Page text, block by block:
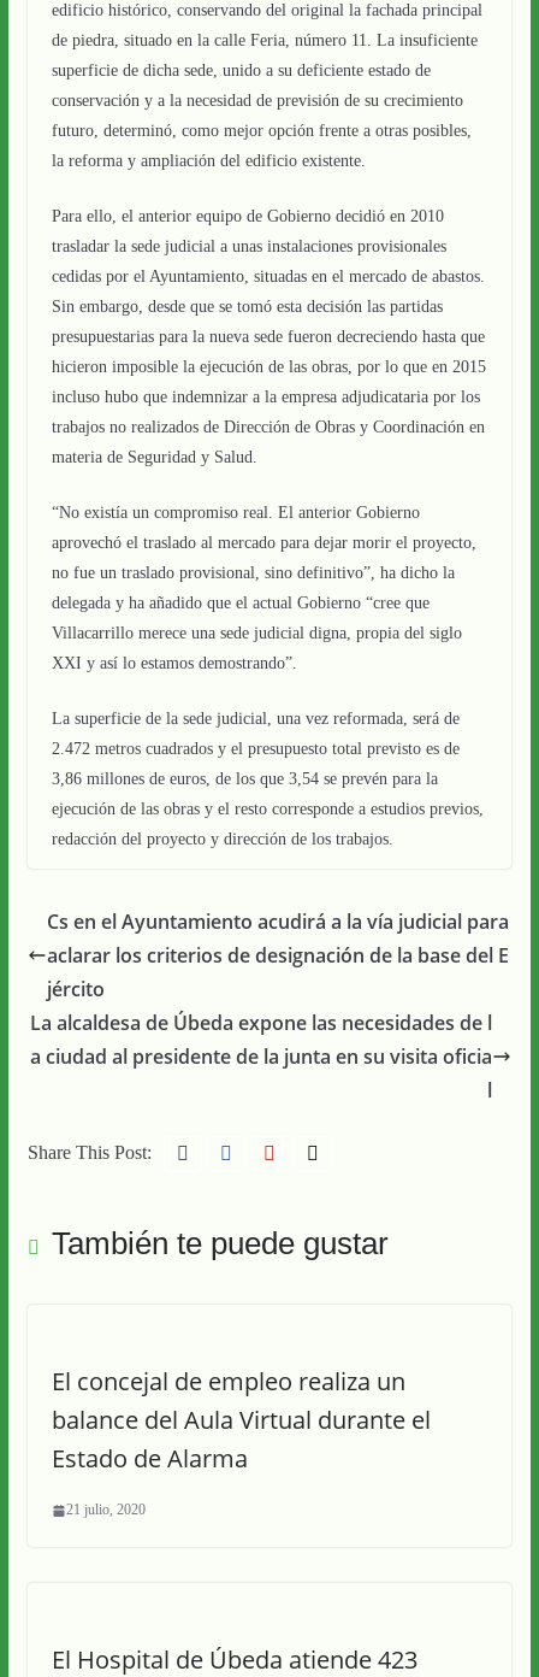
edificio histórico, conservando del original la fachada principal
de piedra, situado en la calle Feria, número 11. La insuficiente
superficie de dicha sede, unido a su deficiente estado de
conservación y a la necesidad de previsión de su crecimiento
futuro, determinó, como mejor opción frente a otras posibles,
la reforma y ampliación del edificio existente.
Para ello, el anterior equipo de Gobierno decidió en 2010
trasladar la sede judicial a unas instalaciones provisionales
cedidas por el Ayuntamiento, situadas en el mercado de abastos.
Sin embargo, desde que se tomó esta decisión las partidas
presupuestarias para la nueva sede fueron decreciendo hasta que
hicieron imposible la ejecución de las obras, por lo que en 2015
incluso hubo que indemnizar a la empresa adjudicataria por los
trabajos no realizados de Dirección de Obras y Coordinación en
materia de Seguridad y Salud.
“No existía un compromiso real. El anterior Gobierno
aprovechó el traslado al mercado para dejar morir el proyecto,
no fue un traslado provisional, sino definitivo”, ha dicho la
delegada y ha añadido que el actual Gobierno “cree que
Villacarrillo merece una sede judicial digna, propia del siglo
XXI y así lo estamos demostrando”.
La superficie de la sede judicial, una vez reformada, será de
2.472 metros cuadrados y el presupuesto total previsto es de
3,86 millones de euros, de los que 3,54 se prevén para la
ejecución de las obras y el resto corresponde a estudios previos,
redacción del proyecto y dirección de los trabajos.
Cs en el Ayuntamiento acudirá a la vía judicial para
aclarar los criterios de designación de la base del E
jército
La alcaldesa de Úbeda expone las necesidades de l
a ciudad al presidente de la junta en su visita oficia
l
Share This Post:
También te puede gustar
El concejal de empleo realiza un
balance del Aula Virtual durante el
Estado de Alarma
21 julio, 2020
El Hospital de Úbeda atiende 423